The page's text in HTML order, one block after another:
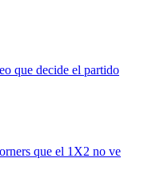
que decide el partido
que el 1X2 no ve